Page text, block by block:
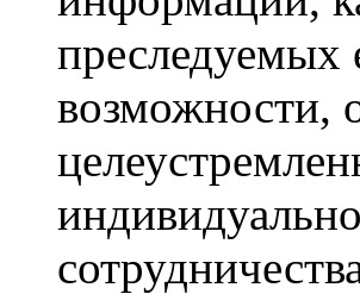
преследуемых
возможности,